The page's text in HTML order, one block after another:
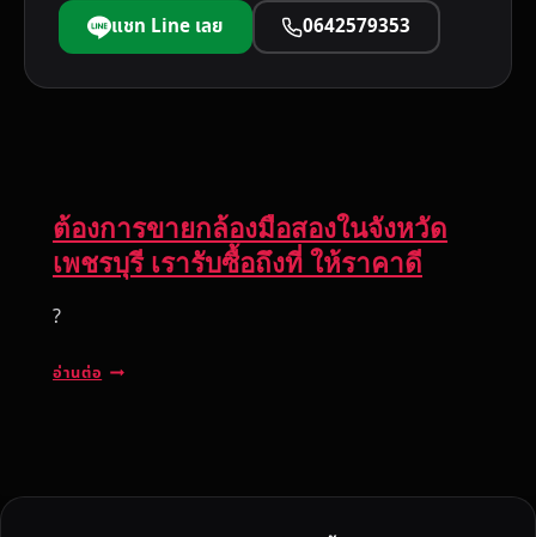
แชท Line เลย 0642579353
ต้องการขายกล้องมือสองในจังหวัด
เพชรบุรี เรารับซื้อถึงที่ ให้ราคาดี
?
อ่านต่อ ต้
ร